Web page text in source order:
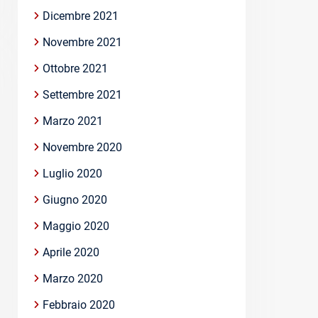
Dicembre 2021
Novembre 2021
Ottobre 2021
Settembre 2021
Marzo 2021
Novembre 2020
Luglio 2020
Giugno 2020
Maggio 2020
Aprile 2020
Marzo 2020
Febbraio 2020